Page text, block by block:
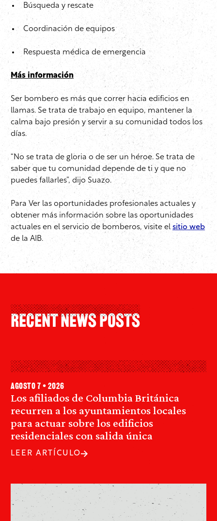
Búsqueda y rescate
Coordinación de equipos
Respuesta médica de emergencia
Más información
Ser bombero es más que correr hacia edificios en
llamas. Se trata de trabajo en equipo, mantener la
calma bajo presión y servir a su comunidad todos los
días.
“No se trata de gloria o de ser un héroe. Se trata de
saber que tu comunidad depende de ti y que no
puedes fallarles”, dijo Suazo.
Para Ver las oportunidades profesionales actuales y
obtener más información sobre las oportunidades
actuales en el servicio de bomberos, visite el sitio web
de la AIB.
Recent News Posts
Los afiliados de Columbia Británica
recurren a los ayuntamientos locales
para actuar sobre los edificios
residenciales con salida única
agosto 7 • 2026
LEER ARTÍCULO